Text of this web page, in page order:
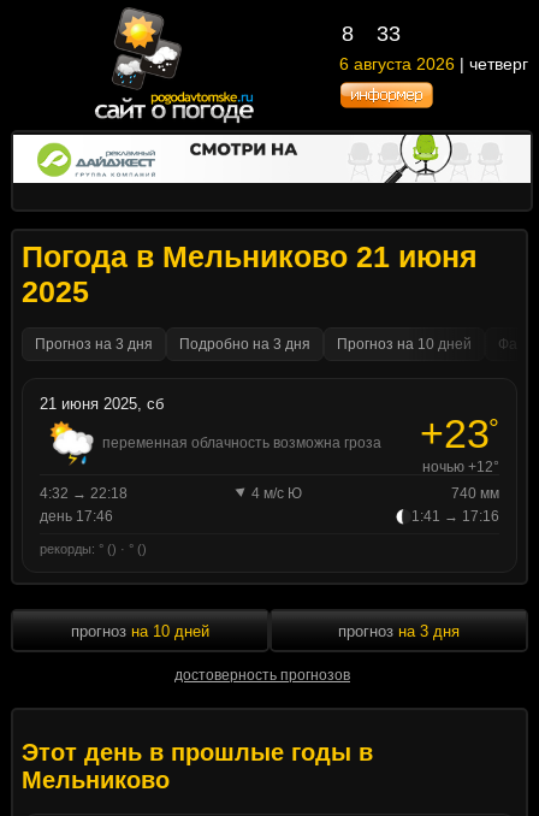
8 33
6 августа 2026 | четверг
Погода в Мельниково 21 июня
2025
Прогноз на 3 дня Подробно на 3 дня Прогноз на 10 дней
21 июня 2025, сб
переменная облачность возможна гроза +23°
ночью +12°
4:32 → 22:18
4 м/с Ю
740 мм
день 17:46
1:41 → 17:16
рекорды: ° () · ° ()
прогноз на 10 дней
достоверность прогнозов
прогноз на 3 дня
Этот день в прошлые годы в
Мельниково